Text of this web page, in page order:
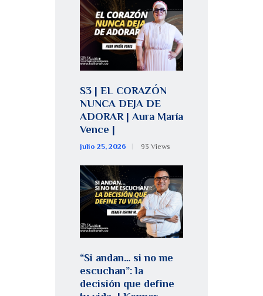
S3 | EL CORAZÓN
NUNCA DEJA DE
ADORAR | Aura María
Vence |
julio 25, 2026 93 Views
“Si andan… si no me
escuchan”: la
decisión que define